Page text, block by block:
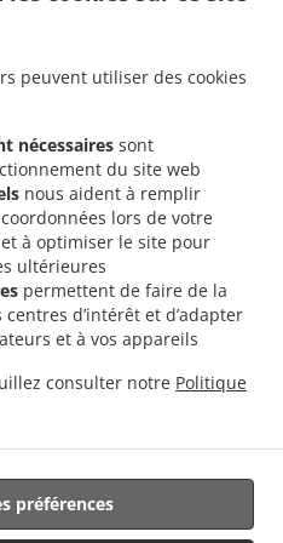
peuvent utiliser des cookies
nécessaires sont
du site web
nous aident à remplir
lors de votre
à optimiser le site pour
ultérieures
permettent de faire de la
d’intérêt et d’adapter
et à vos appareils
consulter notre Politique
préférences
Valencia Sant Llorenç . Sushi Service de
. Sushi Service de livraison Valencia
Valencia Ensanche . Sushi Service de
Sushi Service de livraison Valencia Camins al
Extramurs . Sushi Service de livraison
Valencia Algirós
de livraison Valencia L'Olivereta .
Sushi Service de livraison Valencia Rascaña
Alboraya . Sushi Service de livraison
par: